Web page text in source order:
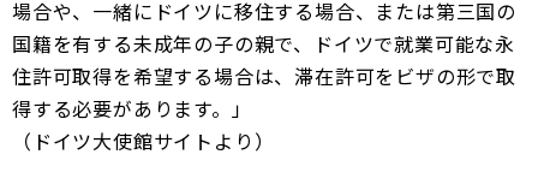
場合や、一緒にドイツに移住する場合、または第三国の
国籍を有する未成年の子の親で、ドイツで就業可能な永
住許可取得を希望する場合は、滞在許可をビザの形で取
得する必要があります。」
（ドイツ大使館サイトより）